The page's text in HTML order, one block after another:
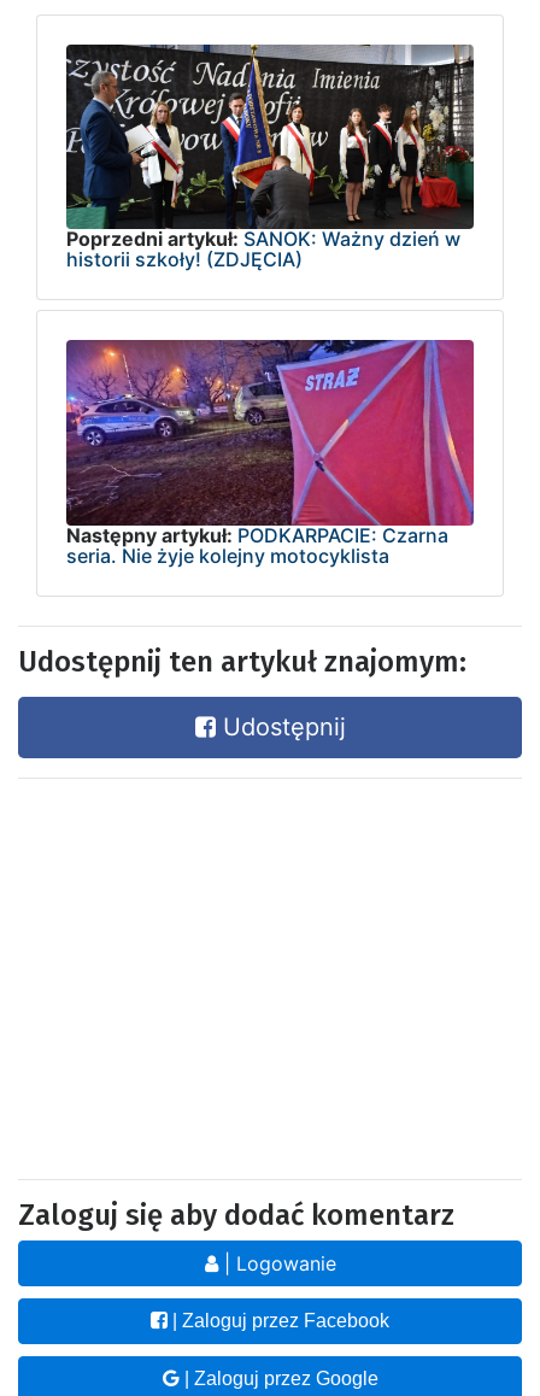
Poprzedni artykuł: SANOK: Ważny dzień w
historii szkoły! (ZDJĘCIA)
Następny artykuł: PODKARPACIE: Czarna
seria. Nie żyje kolejny motocyklista
Udostępnij ten artykuł znajomym:
Udostępnij
Zaloguj się aby dodać komentarz
| Logowanie
| Zaloguj przez Facebook
| Zaloguj przez Google